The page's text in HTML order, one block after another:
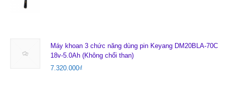
Máy khoan 3 chức năng dùng pin Keyang DM20BLA-70C
18v-5.0Ah (Không chổi than)
7.320.000₫